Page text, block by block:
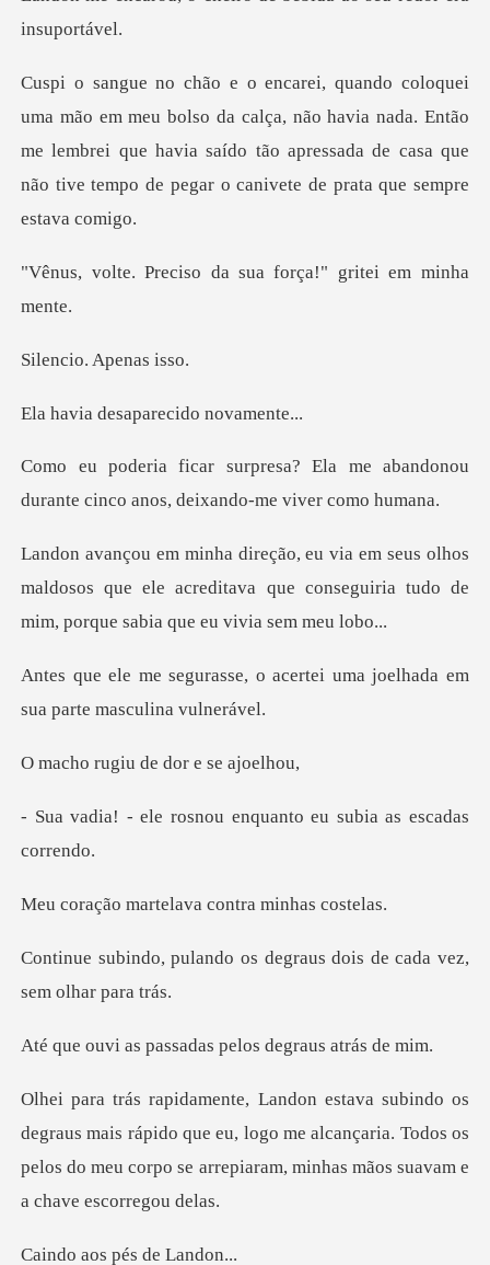
calça, não havia nada. Então
me lembrei que havia saído tão apressada de ca
iso da sua força!" g
o. Apena
esaparecido
Ela me abandonou
durante cinco an
hos
maldosos que ele acreditava que conseguiria tud
o acertei uma joelhada em
sua
iu de dor e
snou enquanto eu subia
rtelava contra
o os degraus dois de cada
assadas pelos degr
ais rápido que eu, logo me alcançaria. Todos os
pelos do meu cor
os pés de